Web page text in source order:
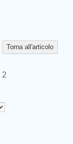
Torna all'articolo
2